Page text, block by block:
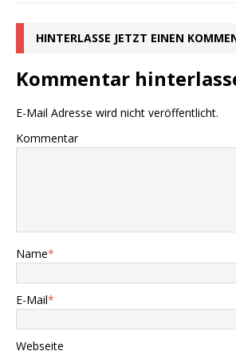
HINTERLASSE JETZT EINEN
Kommentar
E-Mail Adresse wird nicht veröffentlicht.
Kommentar
Name*
E-Mail*
Webseite